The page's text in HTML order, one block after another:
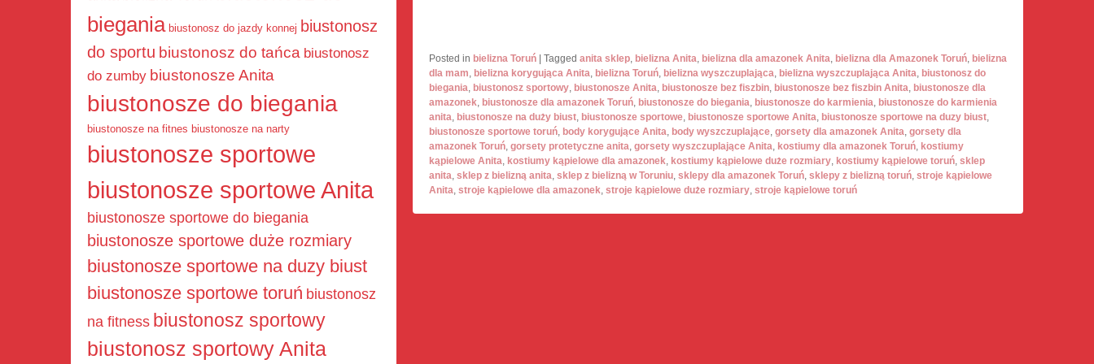
Posted in bielizna Toruń | Tagged anita sklep bielizna Anita bielizna dla amazonek Anita bielizna dla Amazonek Toruń bielizna
dla mam bielizna korygująca Anita bielizna Toruń bielizna wyszczuplająca bielizna wyszczuplająca Anita biustonosz do
biegania biustonosz sportowy biustonosze Anita biustonosze bez fiszbin biustonosze bez fiszbin Anita biustonosze dla
amazonek biustonosze dla amazonek Toruń biustonosze do biegania biustonosze do karmienia biustonosze do karmienia
anita biustonosze na duży biust biustonosze sportowe biustonosze sportowe Anita biustonosze sportowe na duzy biust
biustonosze sportowe toruń body korygujące Anita body wyszczuplające gorsety dla amazonek Anita gorsety dla
amazonek Toruń gorsety protetyczne anita gorsety wyszczuplające Anita kostiumy dla amazonek Toruń kostiumy
kąpielowe Anita kostiumy kąpielowe dla amazonek kostiumy kąpielowe duże rozmiary kostiumy kąpielowe toruń sklep
anita sklep z bielizną anita sklep z bielizną w Toruniu sklepy dla amazonek Toruń sklepy z bielizną toruń stroje kąpielowe
Anita stroje kąpielowe dla amazonek stroje kąpielowe duże rozmiary stroje kąpielowe toruń
biegania biustonosz do jazdy konnej biustonosz
do sportu biustonosz do tańca biustonosz
do zumby biustonosze Anita
biustonosze do biegania
biustonosze na fitnes biustonosze na narty
biustonosze sportowe
biustonosze sportowe Anita
biustonosze sportowe do biegania
biustonosze sportowe duże rozmiary
biustonosze sportowe na duzy biust
biustonosze sportowe toruń biustonosz
na fitness biustonosz sportowy
biustonosz sportowy Anita